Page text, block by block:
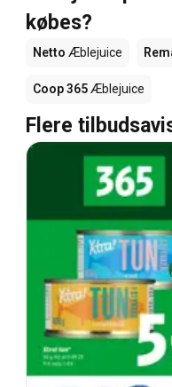
købes?
Netto Æblejuice
Coop 365 Æblejuice
Flere